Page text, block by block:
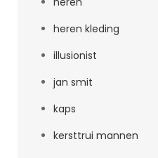
heren kleding
illusionist
jan smit
kaps
kersttrui mannen